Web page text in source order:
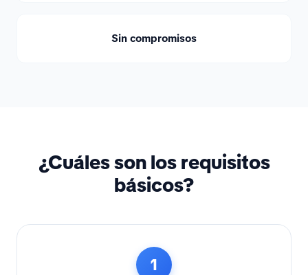
Sin compromisos
¿Cuáles son los requisitos
básicos?
1